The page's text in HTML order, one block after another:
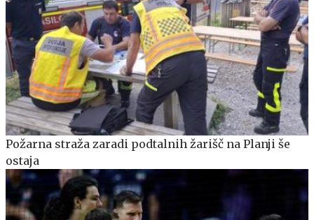
Požarna straža zaradi podtalnih žarišč na Planji še
ostaja